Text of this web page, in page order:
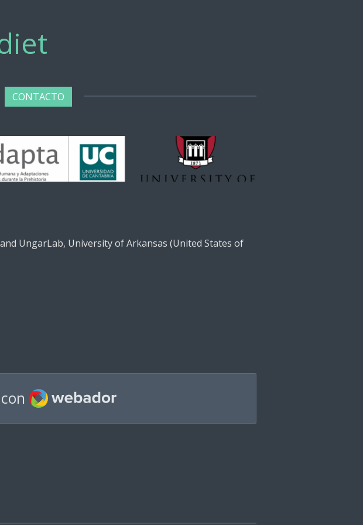
CONTACTO
UngarLab, University of Arkansas (United States of
Webador